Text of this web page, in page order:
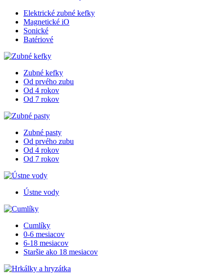
Elektrické zubné kefky
Magnetické iO
Sonické
Batériové
Zubné kefky
Od prvého zubu
Od 4 rokov
Od 7 rokov
Zubné pasty
Od prvého zubu
Od 4 rokov
Od 7 rokov
Ústne vody
Cumlíky
0-6 mesiacov
6-18 mesiacov
Staršie ako 18 mesiacov